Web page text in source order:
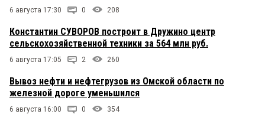
6 августа 17:30 0 208
Константин СУВОРОВ построит в Дружино центр
сельскохозяйственной техники за 564 млн руб.
6 августа 17:05 2 260
Вывоз нефти и нефтегрузов из Омской области по
железной дороге уменьшился
6 августа 16:00 0 354